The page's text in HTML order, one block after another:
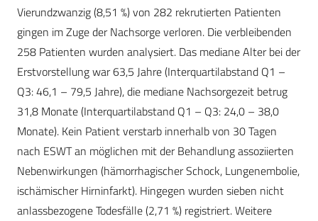
Vierundzwanzig (8,51 %) von 282 rekrutierten Patienten
gingen im Zuge der Nachsorge verloren. Die verbleibenden
258 Patienten wurden analysiert. Das mediane Alter bei der
Erstvorstellung war 63,5 Jahre (Interquartilabstand Q1 –
Q3: 46,1 – 79,5 Jahre), die mediane Nachsorgezeit betrug
31,8 Monate (Interquartilabstand Q1 – Q3: 24,0 – 38,0
Monate). Kein Patient verstarb innerhalb von 30 Tagen
nach ESWT an möglichen mit der Behandlung assoziierten
Nebenwirkungen (hämorrhagischer Schock, Lungenembolie,
ischämischer Hirninfarkt). Hingegen wurden sieben nicht
anlassbezogene Todesfälle (2,71 %) registriert. Weitere